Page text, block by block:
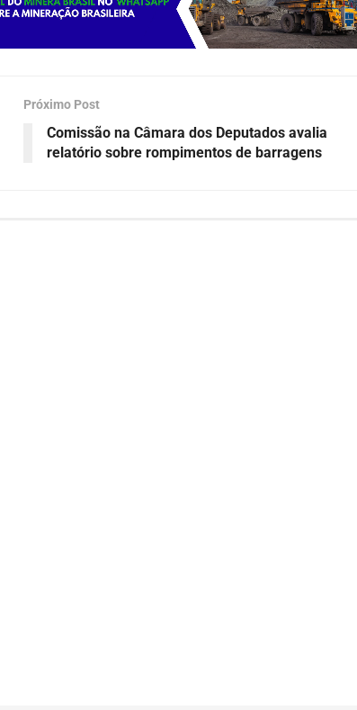
Próximo Post
Comissão na Câmara dos Deputados avalia
relatório sobre rompimentos de barragens